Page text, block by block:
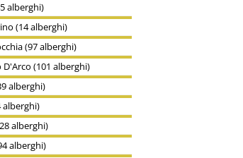
alberghi)
(14 alberghi)
(97 alberghi)
(101 alberghi)
alberghi)
alberghi)
alberghi)
alberghi)